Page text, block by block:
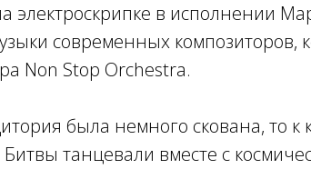
электроскрипке в исполнении
современных композиторов,
Non Stop Orchestra.
была немного скована, то
танцевали вместе с